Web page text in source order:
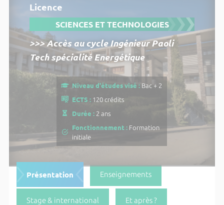
Licence
SCIENCES ET TECHNOLOGIES
>>> Accès au cycle Ingénieur Paoli
Tech spécialité Energétique
Niveau d'études visé : Bac + 2
ECTS : 120 crédits
Durée : 2 ans
Fonctionnement : Formation
initiale
Présentation Enseignements
Stage & international Et après ?